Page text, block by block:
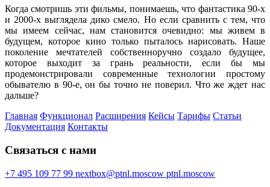
Когда смотришь эти фильмы, понимаешь, что фантастика 90-х
и 2000-х выглядела дико смело. Но если сравнить с тем, что
мы имеем сейчас, нам становится очевидно: мы живем в
будущем, которое кино только пыталось нарисовать. Наше
поколение мечтателей собственноручно создало будущее,
которое выходит за грань реальности, если бы мы
продемонстрировали современные технологии простому
обывателю в 90-е, он бы точно не поверил. Что же ждет нас
дальше?
Главная Функционал Расширения Кейсы Тарифы Статьи
Документация Контакты
Cвязаться с нами
+7 495 109 77 99 nextbox@ptnl.moscow ptnl.moscow